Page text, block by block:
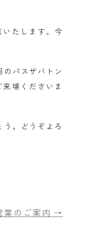
たします。今
パスザバトン
場くださいま
。どうぞよろ
業のご案内 →